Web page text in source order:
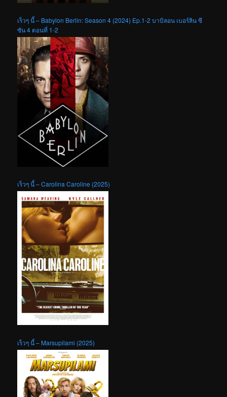
เร็วๆ นี้ – Babylon Berlin: Season 4 (2024) Ep.1-2 บาบิลอน เบอร์ลิน ซี
ซัน 4 ตอนที่ 1-2
เร็วๆ นี้ – Carolina Caroline (2025)
เร็วๆ นี้ – Marsupilami (2025)